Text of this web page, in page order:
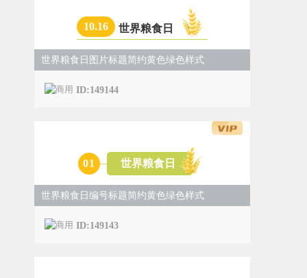
10.16 世界粮食日
世界粮食日图片标题简约黄色绿色样式
ID:149144
01 世界粮食日
世界粮食日编号标题简约黄色绿色样式
ID:149143